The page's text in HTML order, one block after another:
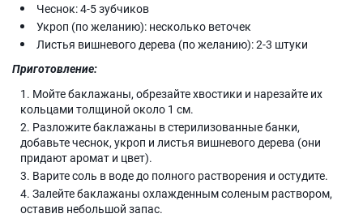
Чеснок: 4-5 зубчиков
Укроп (по желанию): несколько веточек
Листья вишневого дерева (по желанию): 2-3 штуки
Приготовление:
Мойте баклажаны, обрезайте хвостики и нарезайте их
кольцами толщиной около 1 см.
Разложите баклажаны в стерилизованные банки,
добавьте чеснок, укроп и листья вишневого дерева (они
придают аромат и цвет).
Варите соль в воде до полного растворения и остудите.
Залейте баклажаны охлажденным соленым раствором,
оставив небольшой запас.